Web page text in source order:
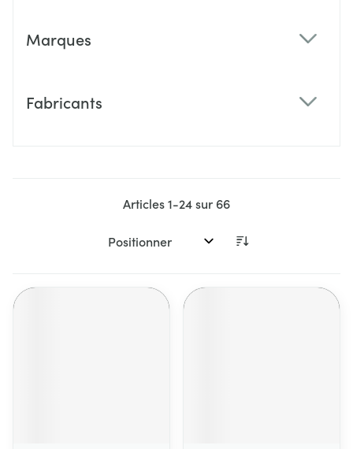
Marques
Fabricants
Articles1-24sur 66
Trier par: